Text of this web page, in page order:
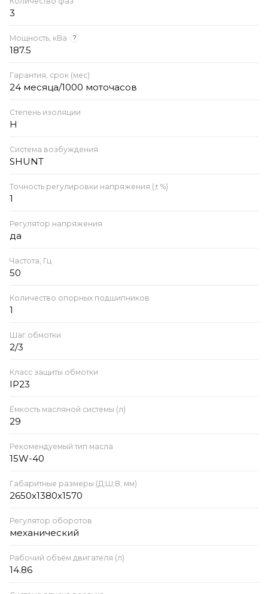
3
Мощность, кВа ?
187.5
Гарантия, срок (мес)
24 месяца/1000 моточасов
Степень изоляции
H
Система возбуждения
SHUNT
Точность регулировки напряжения (± %)
1
Регулятор напряжения
да
Частота, Гц
50
Количество опорных подшипников
1
Шаг обмотки
2/3
Класс защиты обмотки
IP23
Ёмкость масляной системы (л)
29
Рекомендуемый тип масла
15W-40
Габаритные размеры (Д;Ш;В; мм)
2650x1380x1570
Регулятор оборотов
механический
Рабочий объём двигателя (л)
14.86